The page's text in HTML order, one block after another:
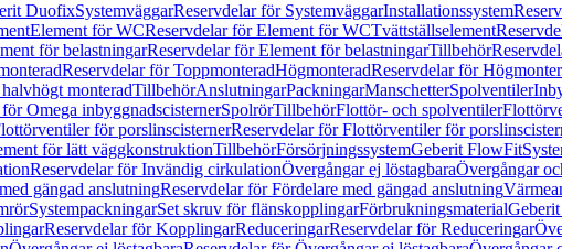
DuofixSystemväggarReservdelar för SystemväggarInstallationssystem
Element för WCReservdelar för Element för WCTvättställselement
för belastningarReservdelar för Element för belastningarTillbehör
Reservdelar för ToppmonteradHögmonteradReservdelar för
monteradTillbehörAnslutningarPackningarManschetterSpolventiler
Omega inbyggnadscisternerSpolrörTillbehörFlottör- och spolventiler
för porslinscisternerReservdelar för Flottörventiler för
för lätt väggkonstruktionTillbehörFörsörjningssystemGeberit FlowFit
Reservdelar för Invändig cirkulationÖvergångar ej löstagbaraÖvergångar
gängad anslutningReservdelar för Fördelare med gängad anslutning
SystempackningarSet skruv för flänskopplingarFörbrukningsmaterial
Reservdelar för KopplingarReduceringarReservdelar för Reduceringar